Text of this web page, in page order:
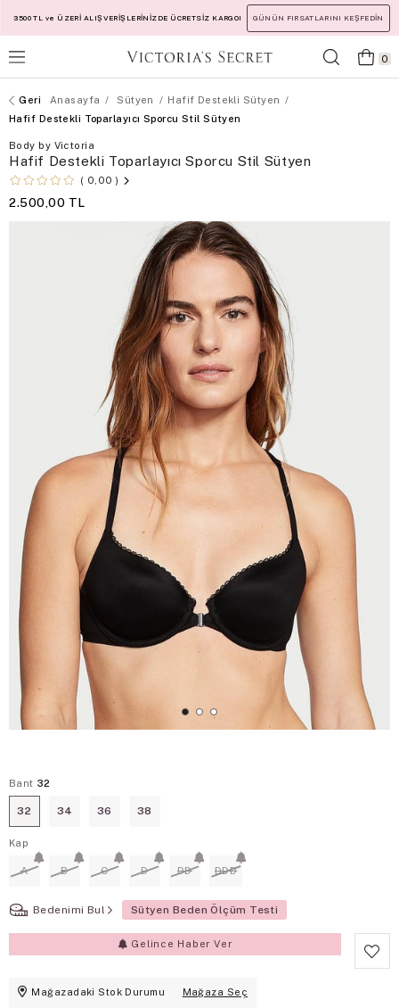
3500 TL ve ÜZERİ ALIŞVERİŞLERİNİZDE ÜCRETSİZ KARGO! GÜNÜN FIRSATLARINI KEŞFEDİN
0
Anasayfa Sütyen
Hafif Destekli Sütyen
Hafif Destekli Toparlayıcı Sporcu Stil Sütyen
Body by Victoria
Hafif Destekli Toparlayıcı Sporcu Stil Sütyen
0,00
2.500,00 TL
Bant 32
32 34 36 38
Kap
A B C D DD DDD
Bedenimi Bul Sütyen Beden Ölçüm Testi
Gelince Haber Ver
Mağazadaki Stok Durumu Mağaza Seç